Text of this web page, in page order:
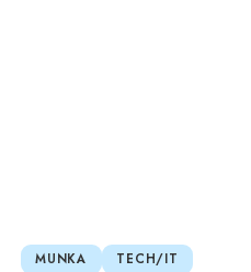
MUNKA TECH/IT